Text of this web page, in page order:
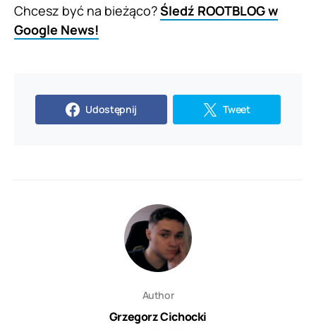
Chcesz być na bieżąco?Śledź ROOTBLOG w
Google News!
Udostępnij Tweet
Author
Grzegorz Cichocki